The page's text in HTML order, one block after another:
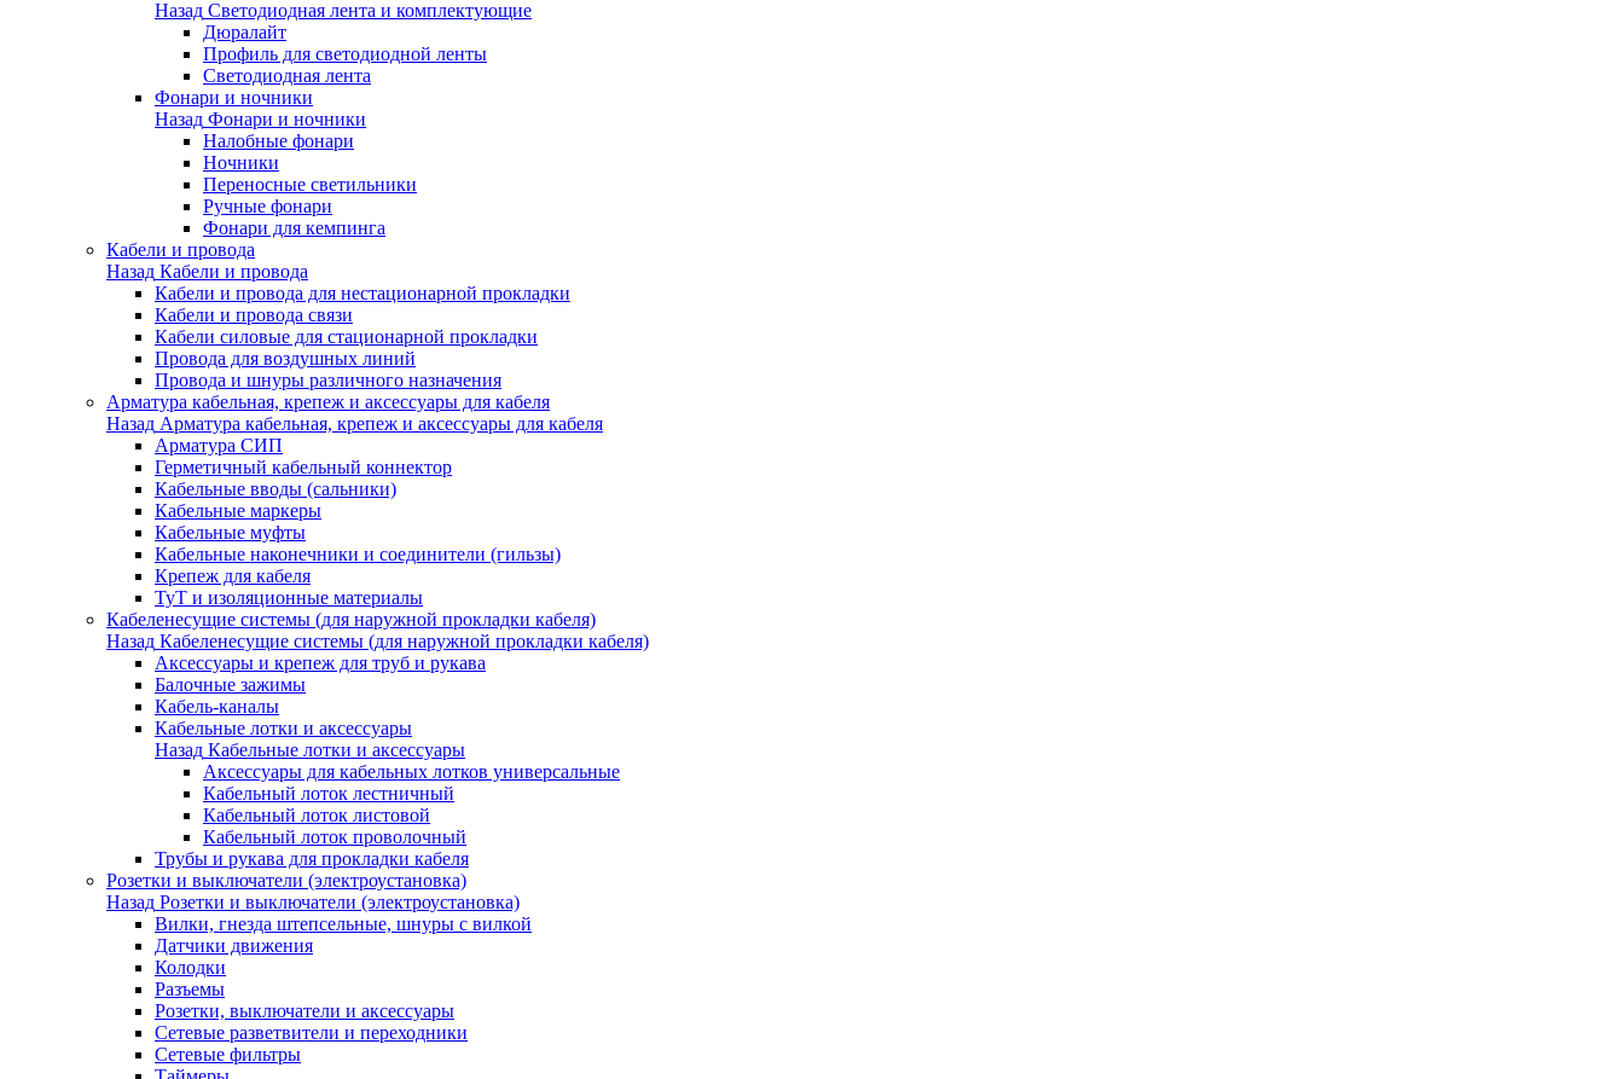
Назад Светодиодная лента и комплектующие
Дюралайт
Профиль для светодиодной ленты
Светодиодная лента
Фонари и ночники
Назад Фонари и ночники
Налобные фонари
Ночники
Переносные светильники
Ручные фонари
Фонари для кемпинга
Кабели и провода
Назад Кабели и провода
Кабели и провода для нестационарной прокладки
Кабели и провода связи
Кабели силовые для стационарной прокладки
Провода для воздушных линий
Провода и шнуры различного назначения
Арматура кабельная, крепеж и аксессуары для кабеля
Назад Арматура кабельная, крепеж и аксессуары для кабеля
Арматура СИП
Герметичный кабельный коннектор
Кабельные вводы (сальники)
Кабельные маркеры
Кабельные муфты
Кабельные наконечники и соединители (гильзы)
Крепеж для кабеля
ТуТ и изоляционные материалы
Кабеленесущие системы (для наружной прокладки кабеля)
Назад Кабеленесущие системы (для наружной прокладки кабеля)
Аксессуары и крепеж для труб и рукава
Балочные зажимы
Кабель-каналы
Кабельные лотки и аксессуары
Назад Кабельные лотки и аксессуары
Аксессуары для кабельных лотков универсальные
Кабельный лоток лестничный
Кабельный лоток листовой
Кабельный лоток проволочный
Трубы и рукава для прокладки кабеля
Розетки и выключатели (электроустановка)
Назад Розетки и выключатели (электроустановка)
Вилки, гнезда штепсельные, шнуры с вилкой
Датчики движения
Колодки
Разъемы
Розетки, выключатели и аксессуары
Сетевые разветвители и переходники
Сетевые фильтры